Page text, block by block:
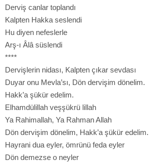
Derviş canlar toplandı
Kalpten Hakka seslendi
Hu diyen nefeslerle
Arş-ı Âlâ süslendi
****
Dervişlerin nidası, Kalpten çıkar sevdası
Duyar onu Mevla’sı, Dön dervişim dönelim.
Hakk’a şükür edelim.
Elhamdülillah veşşükrü lillah
Ya Rahimallah, Ya Rahman Allah
Dön dervişim dönelim, Hakk’a şükür edelim.
Hayrani dua eyler, ömrünü feda eyler
Dön demezse o neyler